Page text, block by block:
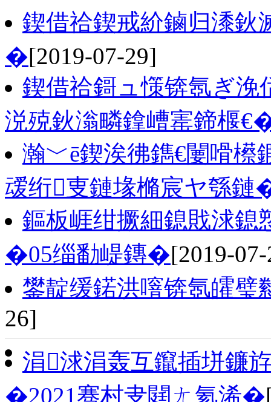
鍥借祫鍥戒紒鏀归潻鈥
�[2019-07-29]
鍥借祫鎶ュ憡锛氬ぎ浼
涚殑鈥滃疄鎿嶆寚鍗椻
瀚﹀ē鍥涘彿鐫€闄嗗櫒
叆绗叓鏈堟樇宸ヤ綔鏈
鏂板崕绀撅細鎴戝浗鎴
�05缁勫崼鏄�[2019-
鐢靛缓鍩洪噾锛氬皬
26]
涓浗涓轰互鑹插垪鐮
�2021骞村叏閮ㄤ氦浠�